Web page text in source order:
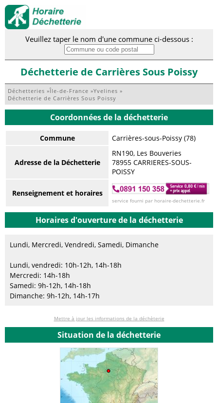
Veuillez taper le nom d'une commune ci-dessous :
Déchetterie de Carrières Sous Poissy
Déchetteries »Île-de-France »Yvelines »
Déchetterie de Carrières Sous Poissy
Coordonnées de la déchetterie
Commune Carrières-sous-Poissy (78)
Adresse de la Déchetterie
RN190, Les Bouveries
78955 CARRIERES-SOUS-
POISSY
Renseignement et horaires
service fourni par horaire-dechetterie.fr
Horaires d'ouverture de la déchetterie
Lundi, Mercredi, Vendredi, Samedi, Dimanche
Lundi, vendredi: 10h-12h, 14h-18h
Mercredi: 14h-18h
Samedi: 9h-12h, 14h-18h
Dimanche: 9h-12h, 14h-17h
Mettre à jour les informations de la déchèterie
Situation de la déchetterie